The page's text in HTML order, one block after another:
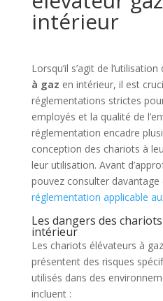
intérieur
Lorsqu’il s’agit de l’utilisation
à gaz en intérieur, il est
réglementations strictes
employés et la qualité de
réglementation encadre
conception des chariots à
leur utilisation. Avant
pouvez consulter davantage
réglementation applicable
Les dangers des
intérieur
Les chariots élévateurs à
présentent des risques
utilisés dans des
incluent :